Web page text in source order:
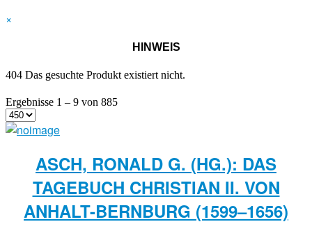
×
HINWEIS
404 Das gesuchte Produkt existiert nicht.
Ergebnisse 1 – 9 von 885
ASCH, RONALD G. (HG.): DAS
TAGEBUCH CHRISTIAN II. VON
ANHALT-BERNBURG (1599–1656)